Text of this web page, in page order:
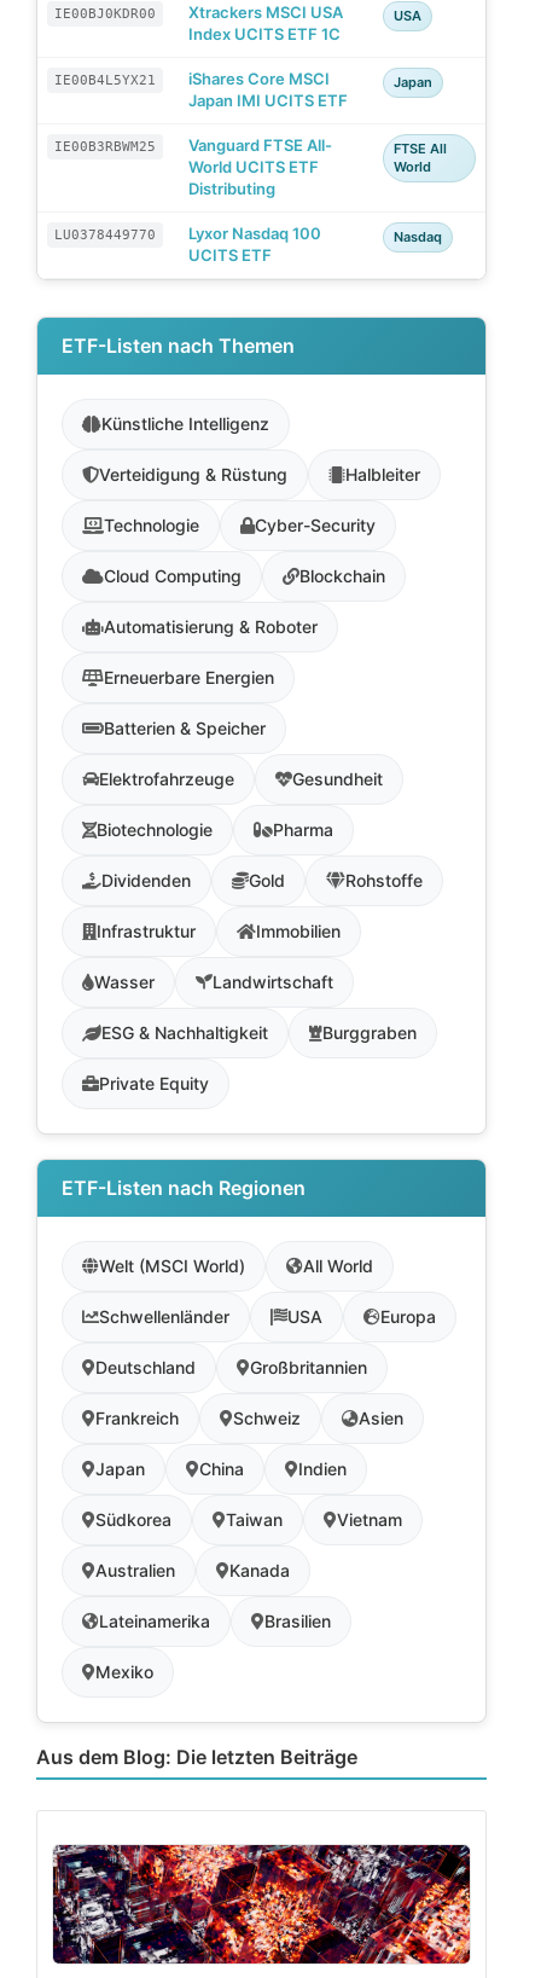
IE00BJ0KDR00
Xtrackers MSCI USA
Index UCITS ETF 1C
USA
IE00B4L5YX21
iShares Core MSCI
Japan IMI UCITS ETF
Japan
IE00B3RBWM25
Vanguard FTSE All-
World UCITS ETF
Distributing
FTSE All
World
LU0378449770
Lyxor Nasdaq 100
UCITS ETF
Nasdaq
ETF-Listen nach Themen
Künstliche Intelligenz
Verteidigung & Rüstung Halbleiter
Technologie Cyber-Security
Cloud Computing Blockchain
Automatisierung & Roboter
Erneuerbare Energien
Batterien & Speicher
Elektrofahrzeuge Gesundheit
Biotechnologie Pharma
Dividenden Gold Rohstoffe
Infrastruktur Immobilien
Wasser Landwirtschaft
ESG & Nachhaltigkeit Burggraben
Private Equity
ETF-Listen nach Regionen
Welt (MSCI World) All World
Schwellenländer USA Europa
Deutschland Großbritannien
Frankreich Schweiz Asien
Japan China Indien
Südkorea Taiwan Vietnam
Australien Kanada
Lateinamerika Brasilien
Mexiko
Aus dem Blog: Die letzten Beiträge